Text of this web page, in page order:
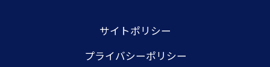
サイトポリシー
プライバシーポリシー